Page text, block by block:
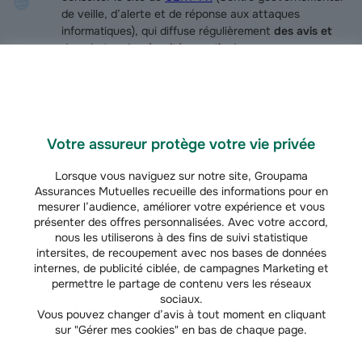
Votre assureur protège votre vie privée
Lorsque vous naviguez sur notre site, Groupama
Assurances Mutuelles recueille des informations pour en
mesurer l’audience, améliorer votre expérience et vous
présenter des offres personnalisées. Avec votre accord,
nous les utiliserons à des fins de suivi statistique
intersites, de recoupement avec nos bases de données
internes, de publicité ciblée, de campagnes Marketing et
permettre le partage de contenu vers les réseaux
sociaux.
Vous pouvez changer d’avis à tout moment en cliquant
sur "Gérer mes cookies" en bas de chaque page.
de veille, d’alerte et de réponse aux attaques
informatiques), qui diffuse régulièrement des avis et
des alertes de sécurité assortis de
Les mesures de prévention
En tant que chef d’entreprise, vous devez veiller à la bonne marche de
votre activité en toutes circonstances. Pour cela, il est impératif de :
Protéger et configurer votre système d’information et vos
postes informatiques, y compris les messageries électroniques
ainsi que les connexions entrantes et sortantes, avec à minima :